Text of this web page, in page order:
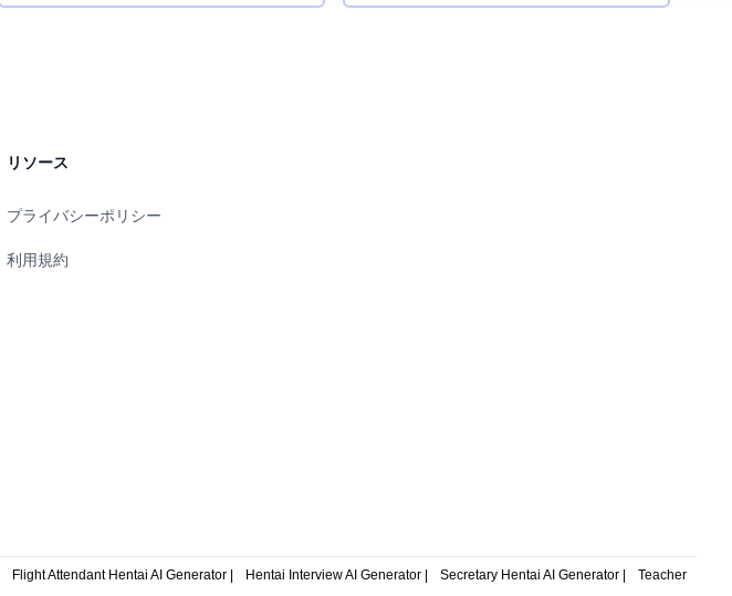
ト対応のソリューションを提供し、ワーク
求できます。また、NSFW(アダルトコンテ
リソース
プライバシーポリシー
利用規約
Flight Attendant Hentai AI Generator | Hentai Interview AI Generator | Secretary Hentai AI Generator |
Teacher